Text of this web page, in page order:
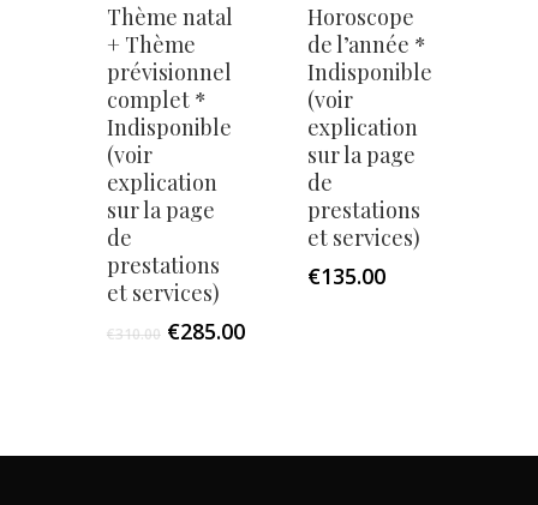
Thème natal
+ Thème
prévisionnel
complet *
Indisponible
(voir
explication
sur la page
de
prestations
et services)
€310.00 €285.00
Horoscope
de l’année *
Indisponible
(voir
explication
sur la page
de
prestations
et services)
€135.00